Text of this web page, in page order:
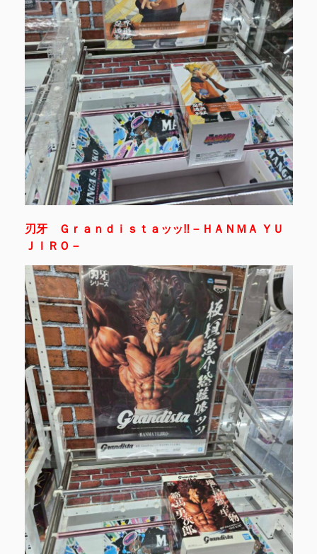
刃牙 Ｇｒａｎｄｉｓｔａッッ‼－ＨＡＮＭＡ ＹＵ
ＪＩＲＯ－